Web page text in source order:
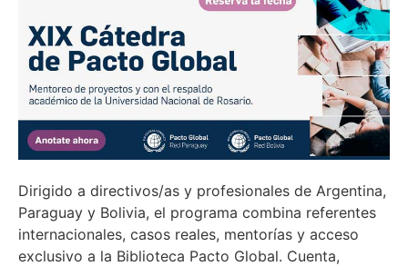
Dirigido a directivos/as y profesionales de Argentina,
Paraguay y Bolivia, el programa combina referentes
internacionales, casos reales, mentorías y acceso
exclusivo a la Biblioteca Pacto Global. Cuenta,